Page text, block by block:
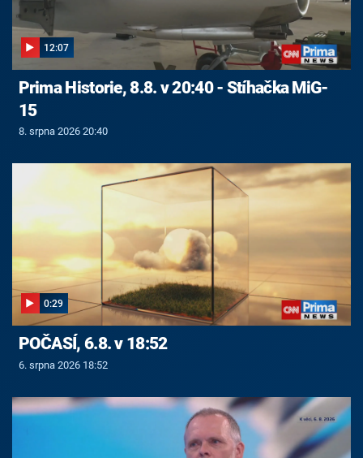
12:07
Prima Historie, 8.8. v 20:40 - Stíhačka MiG-
15
8. srpna 2026 20:40
0:29
POČASÍ, 6.8. v 18:52
6. srpna 2026 18:52